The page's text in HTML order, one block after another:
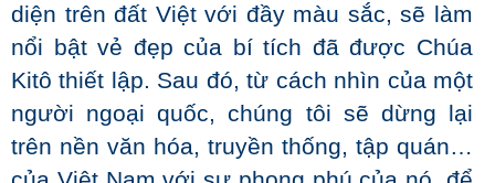
diện trên đất Việt với đầy màu sắc, sẽ làm
nổi bật vẻ đẹp của bí tích đã được Chúa
Kitô thiết lập. Sau đó, từ cách nhìn của một
người ngoại quốc, chúng tôi sẽ dừng lại
trên nền văn hóa, truyền thống, tập quán…